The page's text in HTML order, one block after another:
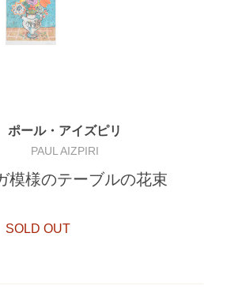
ポール・アイズピリ
PAUL AIZPIRI
模様のテーブルの花束
SOLD OUT